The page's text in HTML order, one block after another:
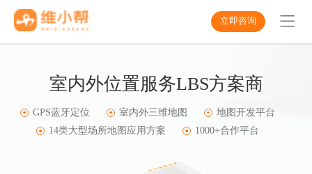
立即咨询
室内外位置服务LBS方案商
GPS蓝牙定位 室内外三维地图
地图开发平台
14类大型场所地图应用方案
1000+合作平台